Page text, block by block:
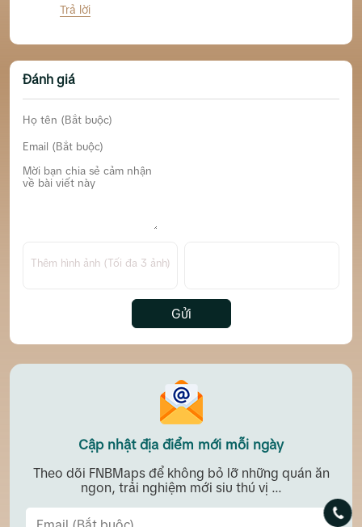
Trả lời
Đánh giá
Thêm hình ảnh (Tối đa 3 ảnh)
Gửi
Cập nhật địa điểm mới mỗi ngày
Theo dõi FNBMaps để không bỏ lỡ những quán ăn
ngon, trải nghiệm mới siu thú vị ...